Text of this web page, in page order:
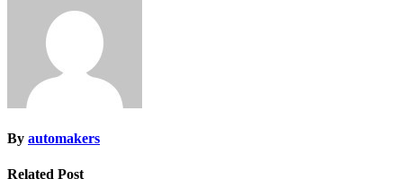
By automakers
Related Post